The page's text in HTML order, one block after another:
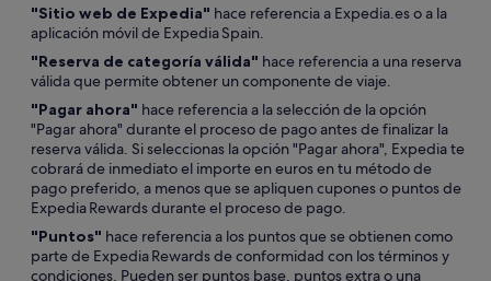
"Sitio web de Expedia" hace referencia a Expedia.es o a la
aplicación móvil de Expedia Spain.
"Reserva de categoría válida" hace referencia a una reserva
válida que permite obtener un componente de viaje.
"Pagar ahora" hace referencia a la selección de la opción
"Pagar ahora" durante el proceso de pago antes de finalizar la
reserva válida. Si seleccionas la opción "Pagar ahora", Expedia te
cobrará de inmediato el importe en euros en tu método de
pago preferido, a menos que se apliquen cupones o puntos de
Expedia Rewards durante el proceso de pago.
"Puntos" hace referencia a los puntos que se obtienen como
parte de Expedia Rewards de conformidad con los términos y
condiciones. Pueden ser puntos base, puntos extra o una